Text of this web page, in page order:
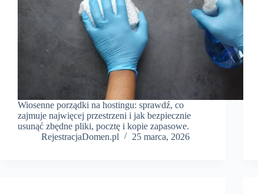
Wiosenne porządki na hostingu: sprawdź, co
zajmuje najwięcej przestrzeni i jak bezpiecznie
usunąć zbędne pliki, pocztę i kopie zapasowe.
RejestracjaDomen.pl
25 marca, 2026